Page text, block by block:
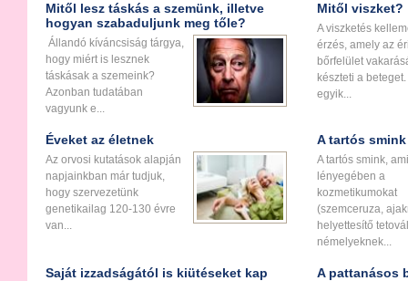
Mitől lesz táskás a szemünk, illetve
hogyan szabaduljunk meg tőle?
Állandó kíváncsiság tárgya,
hogy miért is lesznek
táskásak a szemeink?
Azonban tudatában
vagyunk e...
Mitől viszket?
A viszketés
érzés, amely az
bőrfelület
készteti a beteget.
egyik...
Éveket az életnek
Az orvosi kutatások alapján
napjainkban már tudjuk,
hogy szervezetünk
genetikailag 120-130 évre
van...
A tartós
A tartós smink, ami
lényegében a
kozmetikumokat
(szemceruza,
helyettesítő
némelyeknek...
Saját izzadságától is kiütéseket kap A pattanásos